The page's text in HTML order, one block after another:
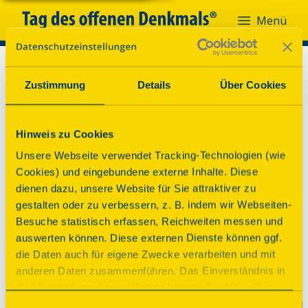
Zustimmung Details Über Cookies
Hinweis zu Cookies
Unsere Webseite verwendet Tracking-Technologien (wie
Cookies) und eingebundene externe Inhalte. Diese
dienen dazu, unsere Website für Sie attraktiver zu
gestalten oder zu verbessern, z. B. indem wir Webseiten-
Besuche statistisch erfassen, Reichweiten messen und
auswerten können. Diese externen Dienste können ggf.
die Daten auch für eigene Zwecke verarbeiten und mit
anderen Daten zusammenführen. Das Einverständnis in
die Verwendung dieser Dienste können Sie hier geben.
Menü